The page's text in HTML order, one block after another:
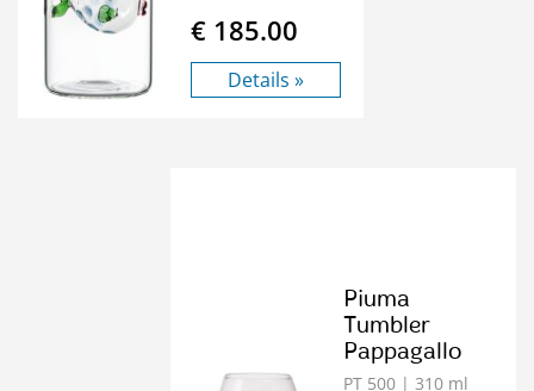
€ 185.00
Details »
Piuma
Tumbler
Pappagallo
PT 500 | 310 ml